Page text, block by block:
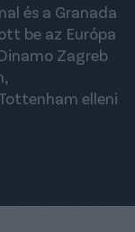
és a Granada
be az Európa
Zagreb
elleni